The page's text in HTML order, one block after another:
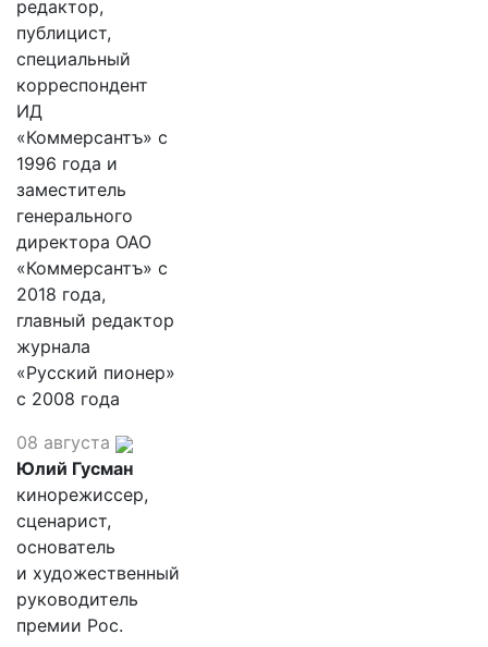
редактор,
публицист,
специальный
корреспондент
ИД
«Коммерсантъ» с
1996 года и
заместитель
генерального
директора ОАО
«Коммерсантъ» с
2018 года,
главный редактор
журнала
«Русский пионер»
с 2008 года
08 августа
Юлий Гусман
кинорежиссер,
сценарист,
основатель
и художественный
руководитель
премии Рос.